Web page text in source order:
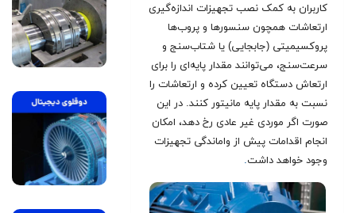
کاربران به کمک نصب تجهیزات اندازه‌گیری
ارتعاشات همچون سنسورها و پروب‌ها
پروکسیمیتی (جابجایی) یا شتاب‌سنج و
سرعت‌سنج، می‌توانند مقدار پایه‌ای را برای
ارتعاش دستگاه تعیین کرده و ارتعاشات را
نسبت به مقدار پایه مانیتور کنند. در این
صورت اگر موردی غیر عادی رخ دهد، امکان
انجام اقدامات پیش از واماندگی تجهیزات
وجود خواهد داشت.